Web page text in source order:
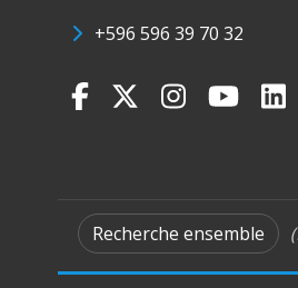
+596 596 39 70 32
Recherche ensemble